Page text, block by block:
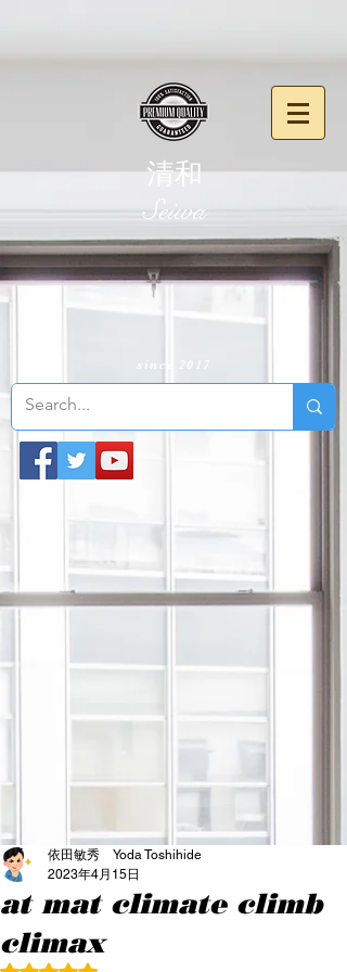
清和
​Seiwa
since 2017
at mat climate climb
climax
依田敏秀 Yoda Toshihide
2023年4月15日